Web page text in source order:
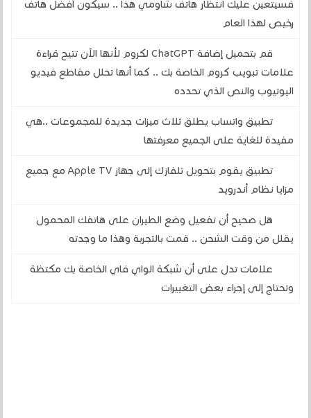
فسيتعين عليك انتظار هاتف شاومي هذا .. سيكون أفضل هاتف
رخيص لهذا العام
قم بتحميل إضافة ChatGPT لكروم لأنها الآن تتيح قراءة
علامات تبويب كروم الخاصة بك .. كما أنها تحلل مقاطع فيديو
اليوتيوب والنص الذي تحدده
تطبيق واتساب يطلق ثلاث ميزات جديدة للمجموعات ..هي
مفيدة للغاية على الجميع معرفتها
تطبيق يقوم بتحويل تلفازك إلى جهاز Apple TV مع جميع
مزايا نظام أندرويد
هل صحيح أن تفعيل وضع الطيران على هاتفك المحمول
يقلل من وقت الشحن .. قمت بالتجربة وهذا ما وجدته
علامات تدل على أن شبكة الواي فاي الخاصة بك مكتظة
وتحتاج إلى إجراء بعض التغييرات